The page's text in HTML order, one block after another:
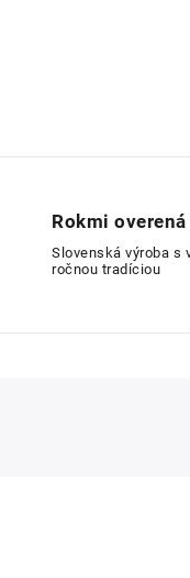
Rokmi
Slovenská výroba s
ročnou tradíciou